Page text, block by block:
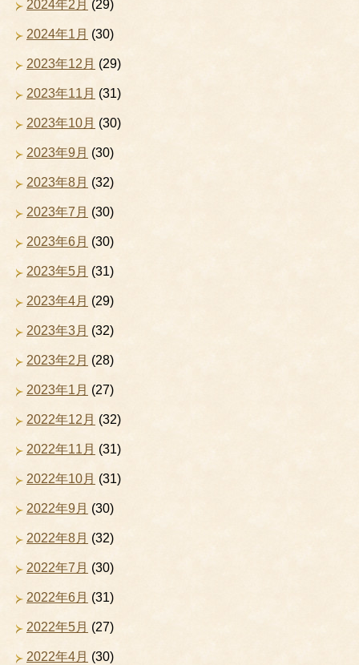
2024年2月 (29)
2024年1月 (30)
2023年12月 (29)
2023年11月 (31)
2023年10月 (30)
2023年9月 (30)
2023年8月 (32)
2023年7月 (30)
2023年6月 (30)
2023年5月 (31)
2023年4月 (29)
2023年3月 (32)
2023年2月 (28)
2023年1月 (27)
2022年12月 (32)
2022年11月 (31)
2022年10月 (31)
2022年9月 (30)
2022年8月 (32)
2022年7月 (30)
2022年6月 (31)
2022年5月 (27)
2022年4月 (30)